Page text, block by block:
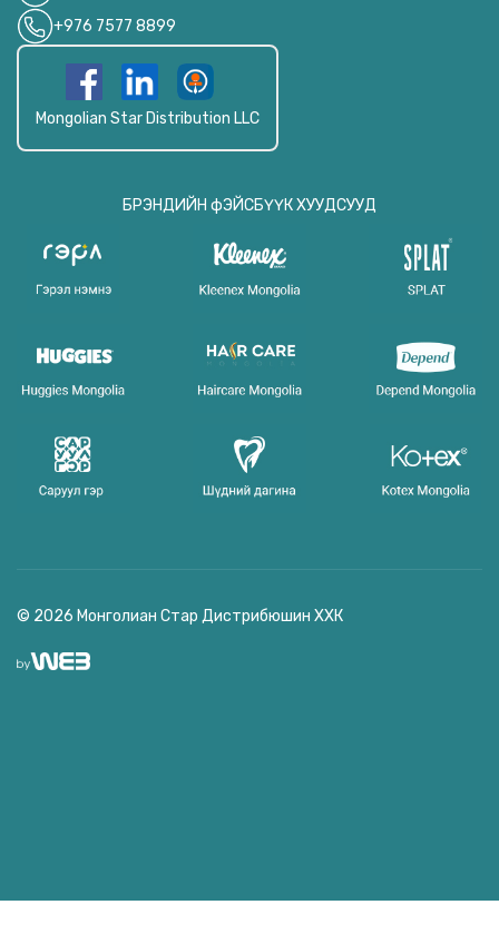
+976 7577 8899
Mongolian Star Distribution LLC
БРЭНДИЙН фЭЙСБҮҮК ХУУДСУУД
© 2026 Монголиан Стар Дистрибюшин ХХК